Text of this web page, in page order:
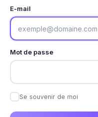
E-mail
Mot de passe
Se souvenir de moi